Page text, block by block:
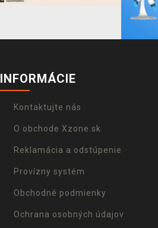
INFORMÁCIE
Kontaktujte nás
O obchode Xzone.sk
Reklamácia a odstúpenie
Provízny systém
Obchodné podmienky
Ochrana osobných údajov